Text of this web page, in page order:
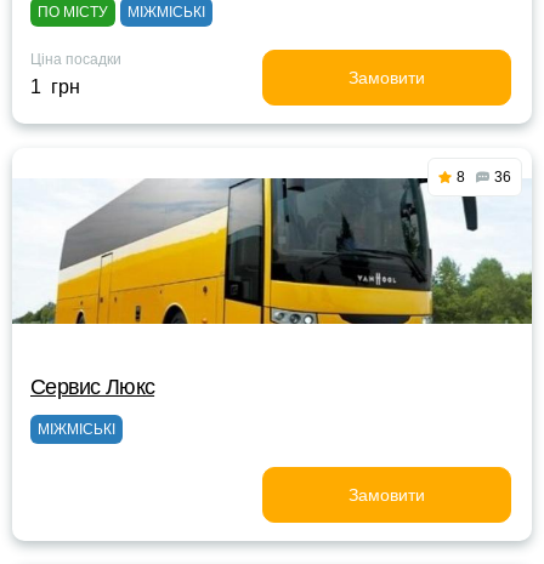
ПО МІСТУ МІЖМІСЬКІ
Ціна посадки
1 грн Замовити
8 36
Сервис Люкс
МІЖМІСЬКІ
Замовити